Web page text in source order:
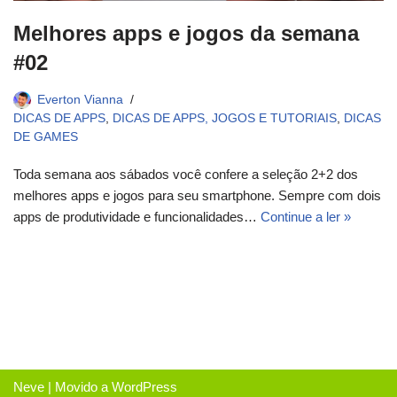
Melhores apps e jogos da semana
#02
Everton Vianna
DICAS DE APPS DICAS DE APPS, JOGOS E TUTORIAIS DICAS
DE GAMES
Toda semana aos sábados você confere a seleção 2+2 dos
melhores apps e jogos para seu smartphone. Sempre com dois
apps de produtividade e funcionalidades… Continue a ler »
Neve | Movido a WordPress